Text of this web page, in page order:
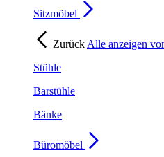
Sitzmöbel
Zurück Alle anzeigen
Stühle
Barstühle
Bänke
Büromöbel